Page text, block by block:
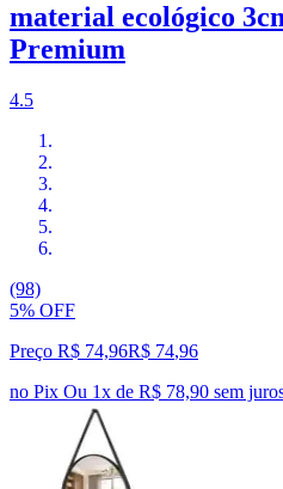
material ecológico
Premium
4.5
(98)
5% OFF
Preço R$ 74,96R$ 74,96
no Pix Ou 1x de R$ 78,90 sem